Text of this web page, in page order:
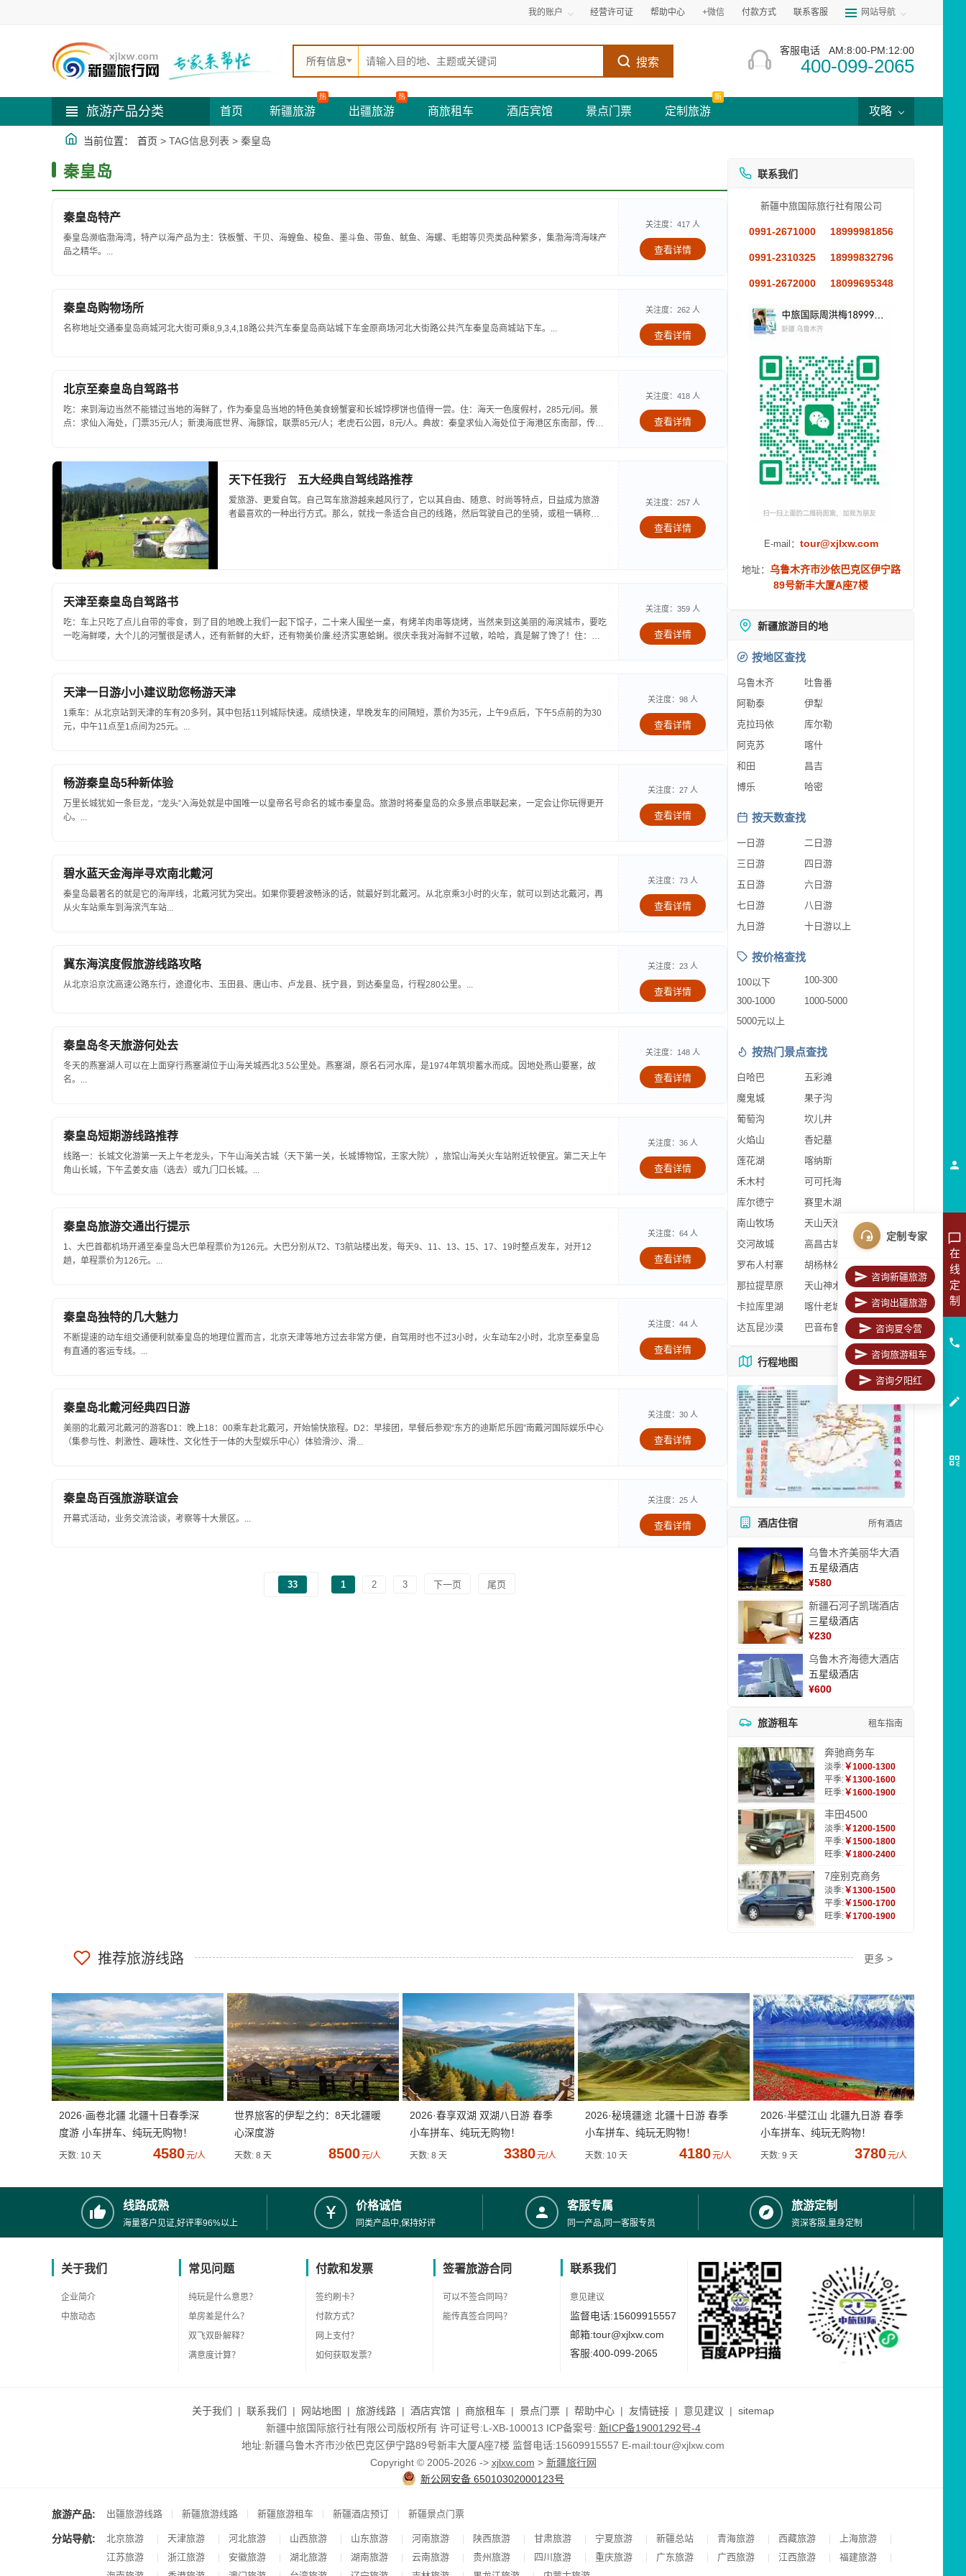
我的账户 经营许可证 帮助中心 +微信 付款方式 联系客服 网站导航
所有信息 搜索
客服电话 AM:8:00-PM:12:00
400-099-2065
旅游产品分类 首页 新疆旅游
热
出疆旅游
热
商旅租车 酒店宾馆 景点门票 定制旅游
新
攻略
当前位置： 首页 > TAG信息列表 > 秦皇岛
秦皇岛
秦皇岛特产
秦皇岛濒临渤海湾，特产以海产品为主：铁板蟹、干贝、海蝗鱼、梭鱼、墨斗鱼、带鱼、鱿鱼、海螺、毛蚶等贝壳类品种繁多，集渤海湾海味产
品之精华。...
关注度：417 人
查看详情
秦皇岛购物场所
名称地址交通秦皇岛商城河北大街可乘8,9,3,4,18路公共汽车秦皇岛商站城下车金原商场河北大街路公共汽车秦皇岛商城站下车。...
关注度：262 人
查看详情
北京至秦皇岛自驾路书
吃：来到海边当然不能错过当地的海鲜了，作为秦皇岛当地的特色美食螃蟹宴和长城饽椤饼也值得一尝。住：海天一色度假村，285元/间。景
点：求仙入海处，门票35元/人；新澳海底世界、海豚馆，联票85元/人；老虎石公园，8元/人。典故：秦皇求仙入海处位于海港区东南部，传说
关注度：418 人
查看详情
天下任我行 五大经典自驾线路推荐
爱旅游、更爱自驾。自己驾车旅游越来越风行了，它以其自由、随意、时尚等特点，日益成为旅游
者最喜欢的一种出行方式。那么，就找一条适合自己的线路，然后驾驶自己的坐骑，或租一辆称心
关注度：257 人
查看详情
天津至秦皇岛自驾路书
吃：车上只吃了点儿自带的零食，到了目的地晚上我们一起下馆子，二十来人围坐一桌，有烤羊肉串等烧烤，当然来到这美丽的海滨城市，要吃
一吃海鲜喽，大个儿的河蟹很是诱人，还有新鲜的大虾，还有物美价廉.经济实惠蛤蜊。很庆幸我对海鲜不过敏，哈哈，真是解了馋了！住：家
关注度：359 人
查看详情
天津一日游小小建议助您畅游天津
1乘车：从北京站到天津的车有20多列，其中包括11列城际快速。成绩快速，早晚发车的间隔短，票价为35元，上午9点后，下午5点前的为30
元，中午11点至1点间为25元。...
关注度：98 人
查看详情
畅游秦皇岛5种新体验
万里长城犹如一条巨龙，“龙头”入海处就是中国唯一以皇帝名号命名的城市秦皇岛。旅游时将秦皇岛的众多景点串联起来，一定会让你玩得更开
心。...
关注度：27 人
查看详情
碧水蓝天金海岸寻欢南北戴河
秦皇岛最著名的就是它的海岸线，北戴河犹为突出。如果你要碧波畅泳的话，就最好到北戴河。从北京乘3小时的火车，就可以到达北戴河，再
从火车站乘车到海滨汽车站...
关注度：73 人
查看详情
冀东海滨度假旅游线路攻略
从北京沿京沈高速公路东行，途遵化市、玉田县、唐山市、卢龙县、抚宁县，到达秦皇岛，行程280公里。...
关注度：23 人
查看详情
秦皇岛冬天旅游何处去
冬天的燕塞湖人可以在上面穿行燕塞湖位于山海关城西北3.5公里处。燕塞湖，原名石河水库，是1974年筑坝蓄水而成。因地处燕山要塞，故
名。...
关注度：148 人
查看详情
秦皇岛短期游线路推荐
线路一：长城文化游第一天上午老龙头，下午山海关古城（天下第一关，长城博物馆，王家大院），旅馆山海关火车站附近较便宜。第二天上午
角山长城，下午孟姜女庙（选去）或九门口长城。...
关注度：36 人
查看详情
秦皇岛旅游交通出行提示
1、大巴首都机场开通至秦皇岛大巴单程票价为126元。大巴分别从T2、T3航站楼出发，每天9、11、13、15、17、19时整点发车，对开12
趟，单程票价为126元。...
关注度：64 人
查看详情
秦皇岛独特的几大魅力
不断提速的动车组交通便利就秦皇岛的地理位置而言，北京天津等地方过去非常方便，自驾用时也不过3小时，火车动车2小时，北京至秦皇岛
有直通的客运专线。...
关注度：44 人
查看详情
秦皇岛北戴河经典四日游
美丽的北戴河北戴河的游客D1：晚上18：00乘车赴北戴河，开始愉快旅程。D2：早接团，早餐后参观“东方的迪斯尼乐园”南戴河国际娱乐中心
（集参与性、刺激性、趣味性、文化性于一体的大型娱乐中心）体验滑沙、滑...
关注度：30 人
查看详情
秦皇岛百强旅游联谊会
开幕式活动，业务交流洽谈，考察等十大景区。...
关注度：25 人
查看详情
33 1 2 3 下一页 尾页
联系我们
新疆中旅国际旅行社有限公司
0991-2671000 18999981856
0991-2310325 18999832796
0991-2672000 18099695348
E-mail： tour@xjlxw.com
地址： 乌鲁木齐市沙依巴克区伊宁路
89号新丰大厦A座7楼
新疆旅游目的地
按地区查找
乌鲁木齐
吐鲁番
阿勒泰
伊犁
克拉玛依
库尔勒
阿克苏
喀什
和田
昌吉
博乐
哈密
按天数查找
一日游
二日游
三日游
四日游
五日游
六日游
七日游
八日游
九日游
十日游以上
按价格查找
100以下
100-300
300-1000
1000-5000
5000元以上
按热门景点查找
白哈巴
五彩滩
魔鬼城
果子沟
葡萄沟
坎儿井
火焰山
香妃墓
莲花湖
喀纳斯
禾木村
可可托海
库尔德宁
赛里木湖
南山牧场
天山天池
交河故城
高昌古城
罗布人村寨
胡杨林公园
那拉提草原
天山神木园
卡拉库里湖
喀什老城区
达瓦昆沙漠
巴音布鲁克
行程地图 更多地图
酒店住宿 所有酒店
乌鲁木齐美丽华大酒
五星级酒店
¥580
新疆石河子凯瑞酒店
三星级酒店
¥230
乌鲁木齐海德大酒店
五星级酒店
¥600
旅游租车 租车指南
奔驰商务车
淡季:￥1000-1300
平季:￥1300-1600
旺季:￥1600-1900
丰田4500
淡季:￥1200-1500
平季:￥1500-1800
旺季:￥1800-2400
7座别克商务
淡季:￥1300-1500
平季:￥1500-1700
旺季:￥1700-1900
推荐旅游线路 更多 >
2026·画卷北疆 北疆十日春季深
度游 小车拼车、纯玩无购物！
天数: 10 天 4580元/人
世界旅客的伊犁之约：8天北疆暖
心深度游
天数: 8 天 8500元/人
2026·春享双湖 双湖八日游 春季
小车拼车、纯玩无购物！
天数: 8 天 3380元/人
2026·秘境疆途 北疆十日游 春季
小车拼车、纯玩无购物！
天数: 10 天 4180元/人
2026·半壁江山 北疆九日游 春季
小车拼车、纯玩无购物！
天数: 9 天 3780元/人
线路成熟
海量客户见证,好评率96%以上
价格诚信
同类产品中,保持好评
客服专属
同一产品,同一客服专员
旅游定制
资深客服,量身定制
关于我们
企业简介
中旅动态
常见问题
纯玩是什么意思？
单房差是什么？
双飞双卧解释？
满意度计算？
付款和发票
签约刷卡？
付款方式？
网上支付？
如何获取发票？
签署旅游合同
可以不签合同吗？
能传真签合同吗？
联系我们
意见建议
监督电话:15609915557
邮箱:tour@xjlxw.com
客服:400-099-2065
关于我们 | 联系我们 | 网站地图 | 旅游线路 | 酒店宾馆 | 商旅租车 | 景点门票 | 帮助中心 | 友情链接 | 意见建议 | sitemap
新疆中旅国际旅行社有限公司版权所有 许可证号:L-XB-100013 ICP备案号: 新ICP备19001292号-4
地址:新疆乌鲁木齐市沙依巴克区伊宁路89号新丰大厦A座7楼 监督电话:15609915557 E-mail:tour@xjlxw.com
Copyright © 2005-2026 -> xjlxw.com > 新疆旅行网
新公网安备 65010302000123号
旅游产品: 出疆旅游线路 | 新疆旅游线路 | 新疆旅游租车 | 新疆酒店预订 | 新疆景点门票
分站导航: 北京旅游 | 天津旅游 | 河北旅游 | 山西旅游 | 山东旅游 | 河南旅游 | 陕西旅游 | 甘肃旅游 | 宁夏旅游 | 新疆总站 | 青海旅游 | 西藏旅游 | 上海旅游 |
江苏旅游 | 浙江旅游 | 安徽旅游 | 湖北旅游 | 湖南旅游 | 云南旅游 | 贵州旅游 | 四川旅游 | 重庆旅游 | 广东旅游 | 广西旅游 | 江西旅游 | 福建旅游 |
在
线
定
制
定制专家
咨询新疆旅游
咨询出疆旅游
咨询夏令营
咨询旅游租车
咨询夕阳红